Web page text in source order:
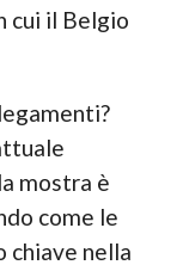
cui il Belgio
mostra è
come le
chiave nella